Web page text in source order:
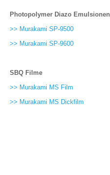
Photopolymer Diazo Emulsionen
>> Murakami SP-9500
>> Murakami SP-9600
SBQ Filme
>> Murakami MS Film
>> Murakami MS Dickfilm